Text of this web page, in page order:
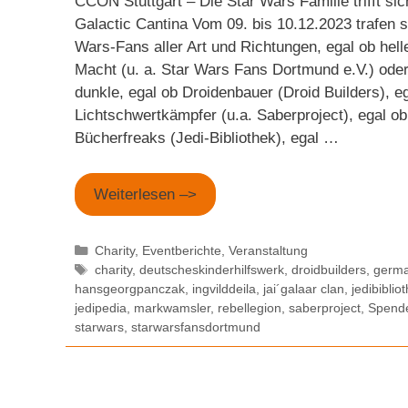
Galactic Cantina Vom 09. bis 10.12.2023 trafen
Wars-Fans aller Art und Richtungen, egal ob
Macht (u. a. Star Wars Fans Dortmund e.V.)
dunkle, egal ob Droidenbauer (Droid Builders),
Lichtschwertkämpfer (u.a. Saberproject), egal ob
Bücherfreaks (Jedi-Bibliothek), egal …
Weiterlesen –>
Kategorien
Charity, Eventberichte, Veranstaltung
Schlagwörter
charity, deutscheskinderhilfswerk, droidbuilders,
hansgeorgpanczak, ingvilddeila, jai´galaar clan,
jedipedia, markwamsler, rebellegion, saberproject,
starwars, starwarsfansdortmund